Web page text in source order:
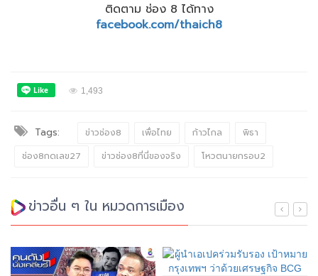
ติดตาม ช่อง 8 ได้ทาง
facebook.com/thaich8
1,493
Tags: ข่าวช่อง8 เพื่อไทย ก้าวไกล
พิธา
ช่อง8กดเลข27
ข่าวช่อง8ที่นี่ของจริง โหวตนายกรอบ2
ข่าวอื่น ๆ ใน หมวดการเมือง